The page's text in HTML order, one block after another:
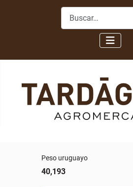
Buscar
Peso uruguayo
40,193